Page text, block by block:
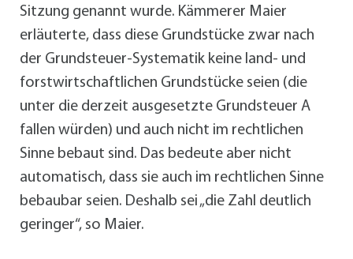
Sitzung genannt wurde. Kämmerer Maier
erläuterte, dass diese Grundstücke zwar nach
der Grundsteuer-Systematik keine land- und
forstwirtschaftlichen Grundstücke seien (die
unter die derzeit ausgesetzte Grundsteuer A
fallen würden) und auch nicht im rechtlichen
Sinne bebaut sind. Das bedeute aber nicht
automatisch, dass sie auch im rechtlichen Sinne
bebaubar seien. Deshalb sei „die Zahl deutlich
geringer“, so Maier.